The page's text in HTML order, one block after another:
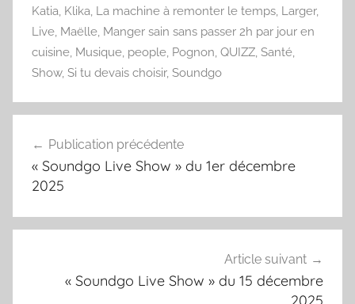
Katia, Klika, La machine à remonter le temps, Larger,
Live, Maëlle, Manger sain sans passer 2h par jour en
cuisine, Musique, people, Pognon, QUIZZ, Santé,
Show, Si tu devais choisir, Soundgo
l’article
Publication précédente
« Soundgo Live Show » du 1er décembre
2025
Article suivant
« Soundgo Live Show » du 15 décembre